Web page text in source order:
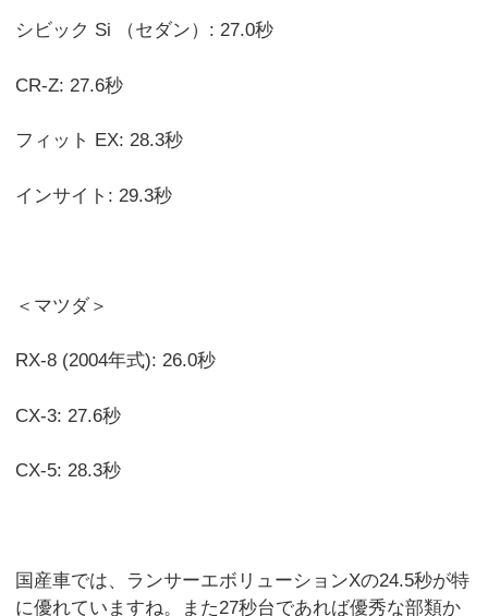
シビック Si （セダン）: 27.0秒
CR-Z: 27.6秒
フィット EX: 28.3秒
インサイト: 29.3秒
＜マツダ＞
RX-8 (2004年式): 26.0秒
CX-3: 27.6秒
CX-5: 28.3秒
国産車では、ランサーエボリューションXの24.5秒が特
に優れていますね。また27秒台であれば優秀な部類か